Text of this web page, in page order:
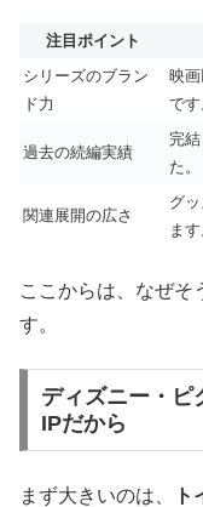
注目ポイント
シリーズのブラン
ド力
映
です
過去の続編実績
完
た。
関連展開の広さ
グ
ます
ここからは、なぜそ
す。
ディズニー・ピ
IPだから
まず大きいのは、